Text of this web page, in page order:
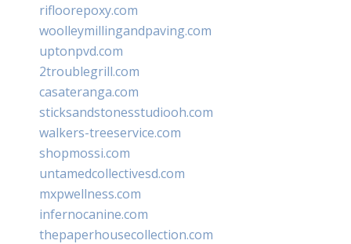
rifloorepoxy.com
woolleymillingandpaving.com
uptonpvd.com
2troublegrill.com
casateranga.com
sticksandstonesstudiooh.com
walkers-treeservice.com
shopmossi.com
untamedcollectivesd.com
mxpwellness.com
infernocanine.com
thepaperhousecollection.com